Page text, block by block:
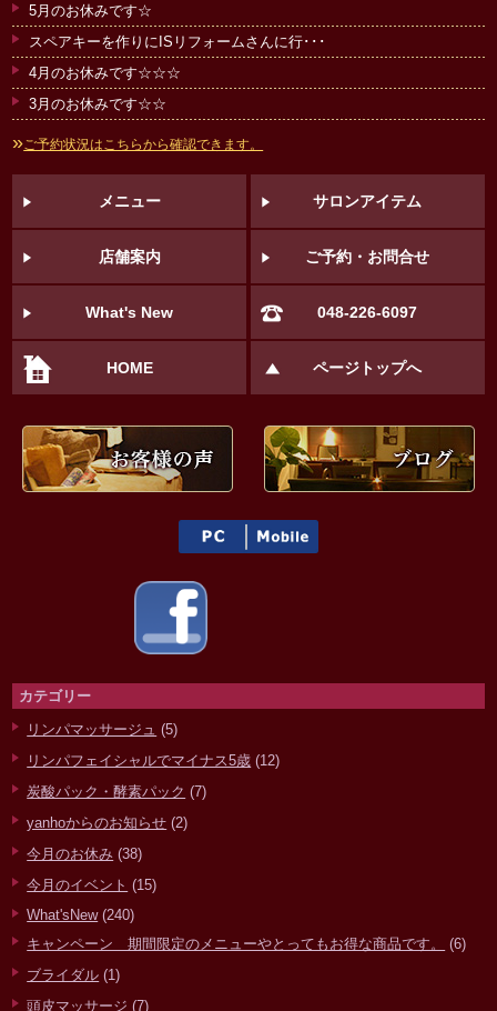
5月のお休みです☆
スペアキーを作りにISリフォームさんに行･･･
4月のお休みです☆☆☆
3月のお休みです☆☆
» ご予約状況はこちらから確認できます。
メニュー サロンアイテム
店舗案内 ご予約・お問合せ
What's New 048-226-6097
HOME ページトップへ
カテゴリー
リンパマッサージュ (5)
リンパフェイシャルでマイナス5歳 (12)
炭酸パック・酵素パック (7)
yanhoからのお知らせ (2)
今月のお休み (38)
今月のイベント (15)
What'sNew(240)
キャンペーン 期間限定のメニューやとってもお得な商品です。
(6)
ブライダル (1)
頭皮マッサージ (7)